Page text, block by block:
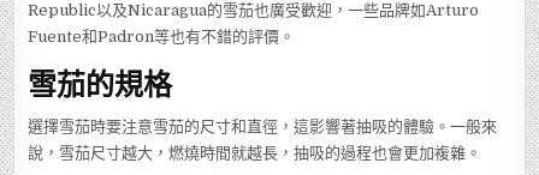
Republic以及Nicaragua的雪茄也廣受歡迎，一些品牌如Arturo
Fuente和Padron等也有不錯的評價。
雪茄的規格
選擇雪茄時要注意雪茄的尺寸和直徑，這影響著抽吸的體驗。一般來
說，雪茄尺寸越大，燃燒時間就越長，抽吸的過程也會更加複雜。